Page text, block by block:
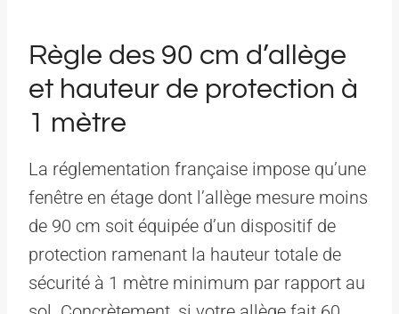
Règle des 90 cm d’allège
et hauteur de protection à
1 mètre
La réglementation française impose qu’une
fenêtre en étage dont l’allège mesure moins
de 90 cm soit équipée d’un dispositif de
protection ramenant la hauteur totale de
sécurité à 1 mètre minimum par rapport au